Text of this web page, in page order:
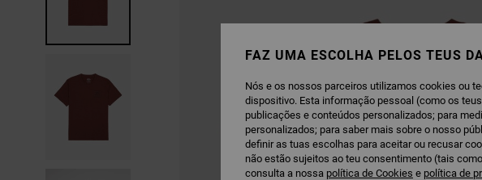
FAZ UMA ESCOLHA PELOS TEUS
Nós e os nossos parceiros utilizamos cookies ou
dispositivo. Esta informação pessoal (como os
publicações e conteúdos personalizados; para
personalizados; para saber mais sobre o nosso
definir as tuas escolhas para aceitar ou recusar
não estão sujeitos ao teu consentimento (tais
consulta a nossa política de Cookies e política de